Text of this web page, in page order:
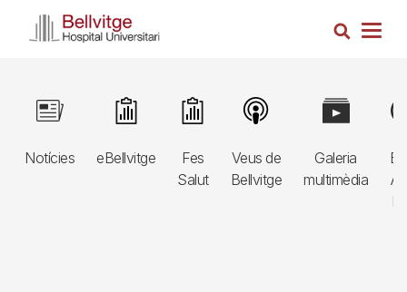
Cerca
Navegació
principal
3r
Notícies
Image
eBellvitge
Image
Fes
Salut
Image
Veus de
Bellvitge
Image
Galeria
multimèdia
Image